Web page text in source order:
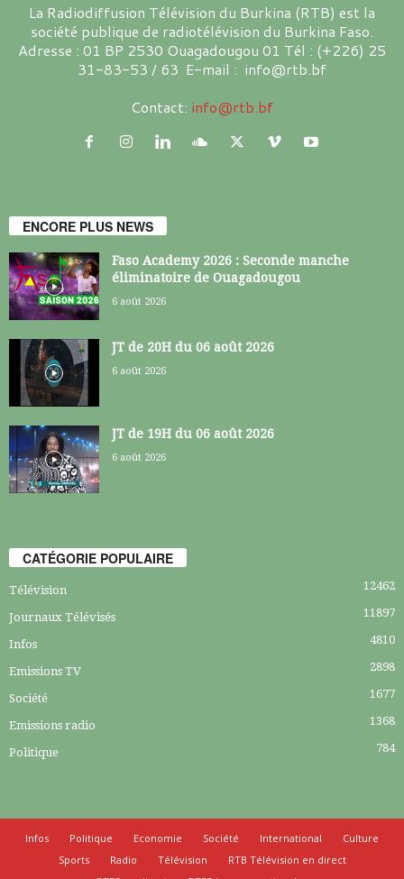
La Radiodiffusion Télévision du Burkina (RTB) est la
société publique de radiotélévision du Burkina Faso.
Adresse : 01 BP 2530 Ouagadougou 01 Tél : (+226) 25
31-83-53 / 63 E-mail : info@rtb.bf
Contact: info@rtb.bf
ENCORE PLUS NEWS
Faso Academy 2026 : Seconde manche
éliminatoire de Ouagadougou
6 août 2026
JT de 20H du 06 août 2026
6 août 2026
JT de 19H du 06 août 2026
6 août 2026
CATÉGORIE POPULAIRE
Télévision 12462
Journaux Télévisés 11897
Infos 4810
Emissions TV 2898
Société 1677
Emissions radio 1368
Politique 784
Infos Politique Economie Société International
Culture
Sports
Radio Télévision
RTB Télévision en direct